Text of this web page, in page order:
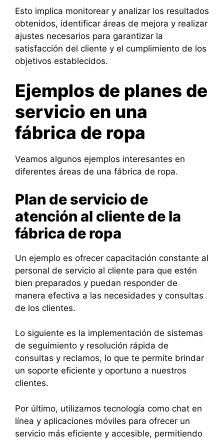
Esto implica monitorear y analizar los resultados
obtenidos, identificar áreas de mejora y realizar
ajustes necesarios para garantizar la
satisfacción del cliente y el cumplimiento de los
objetivos establecidos.
Ejemplos de planes de
servicio en una
fábrica de ropa
Veamos algunos ejemplos interesantes en
diferentes áreas de una fábrica de ropa.
Plan de servicio de
atención al cliente de la
fábrica de ropa
Un ejemplo es ofrecer capacitación constante al
personal de servicio al cliente para que estén
bien preparados y puedan responder de
manera efectiva a las necesidades y consultas
de los clientes.
Lo siguiente es la implementación de sistemas
de seguimiento y resolución rápida de
consultas y reclamos, lo que te permite brindar
un soporte eficiente y oportuno a nuestros
clientes.
Por último, utilizamos tecnología como chat en
línea y aplicaciones móviles para ofrecer un
servicio más eficiente y accesible, permitiendo